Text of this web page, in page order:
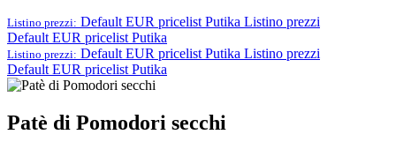
Listino prezzi: Default EUR pricelist Putika Listino prezzi
Default EUR pricelist Putika
Listino prezzi: Default EUR pricelist Putika Listino prezzi
Default EUR pricelist Putika
Patè di Pomodori secchi